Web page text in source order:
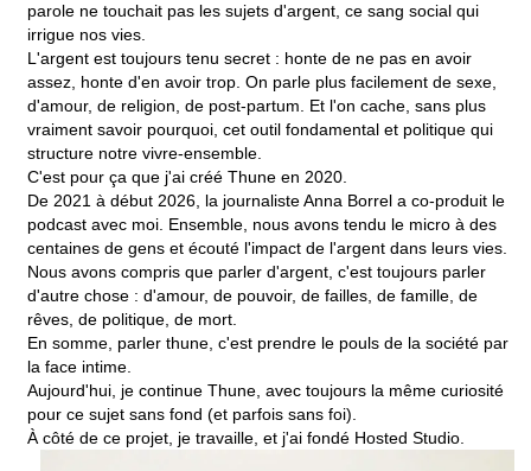
parole ne touchait pas les sujets d'argent, ce sang social qui
irrigue nos vies.
L'argent est toujours tenu secret : honte de ne pas en avoir
assez, honte d'en avoir trop. On parle plus facilement de sexe,
d'amour, de religion, de post-partum. Et l'on cache, sans plus
vraiment savoir pourquoi, cet outil fondamental et politique qui
structure notre vivre-ensemble.
C'est pour ça que j'ai créé Thune en 2020.
De 2021 à début 2026, la journaliste Anna Borrel a co-produit le
podcast avec moi. Ensemble, nous avons tendu le micro à des
centaines de gens et écouté l'impact de l'argent dans leurs vies.
Nous avons compris que parler d'argent, c'est toujours parler
d'autre chose : d'amour, de pouvoir, de failles, de famille, de
rêves, de politique, de mort.
En somme, parler thune, c'est prendre le pouls de la société par
la face intime.
Aujourd'hui, je continue Thune, avec toujours la même curiosité
pour ce sujet sans fond (et parfois sans foi).
À côté de ce projet, je travaille, et j'ai fondé Hosted Studio.